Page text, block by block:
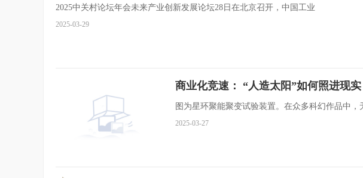
2025中关村论坛年会未来产业创新发展论坛28日在北京召开，中国工业
2025-03-29
商业化竞速： “人造太阳”如何照进现实
图为星环聚能聚变试验装置。在众多科幻作品中，
2025-03-27